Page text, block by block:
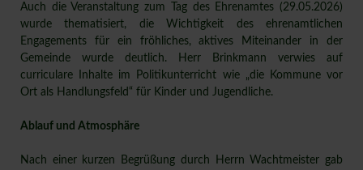
Auch die Veranstaltung zum Tag des Ehrenamtes (29.05.2026)
wurde thematisiert, die Wichtigkeit des ehrenamtlichen
Engagements für ein fröhliches, aktives Miteinander in der
Gemeinde wurde deutlich. Herr Brinkmann verwies auf
curriculare Inhalte im Politikunterricht wie „die Kommune vor
Ort als Handlungsfeld“ für Kinder und Jugendliche.
Ablauf und Atmosphäre
Nach einer kurzen Begrüßung durch Herrn Wachtmeister gab